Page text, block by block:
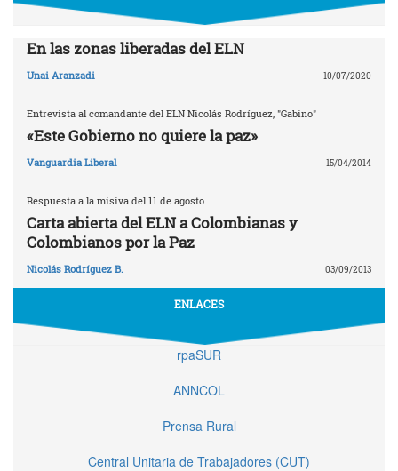
En las zonas liberadas del ELN
Unai Aranzadi 10/07/2020
Entrevista al comandante del ELN Nicolás Rodríguez, "Gabino"
«Este Gobierno no quiere la paz»
Vanguardia Liberal 15/04/2014
Respuesta a la misiva del 11 de agosto
Carta abierta del ELN a Colombianas y
Colombianos por la Paz
Nicolás Rodríguez B. 03/09/2013
ENLACES
rpaSUR
ANNCOL
Prensa Rural
Central Unitaria de Trabajadores (CUT)